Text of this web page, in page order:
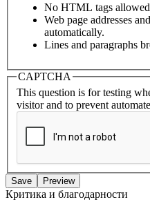
No HTML tags
Web page addresses
automatically.
Lines and paragraphs
CAPTCHA
This question is for testing
visitor and to prevent
Критика и благодарности